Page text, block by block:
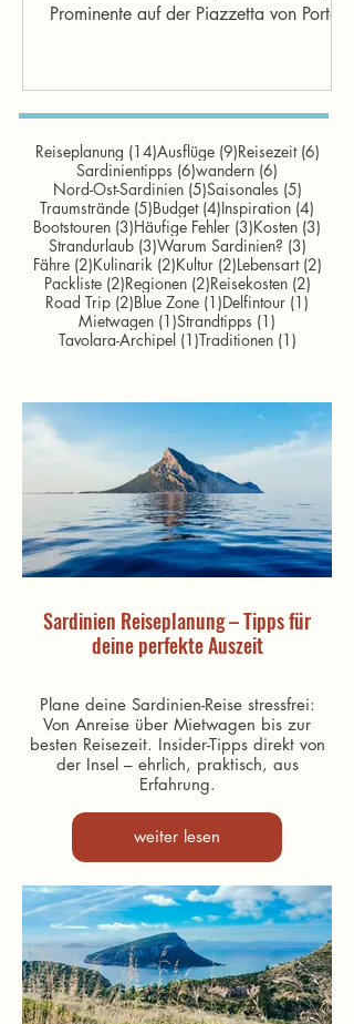
Prominente auf der Piazzetta von Porto
wohl umstrittenste. Für die einen: Der
Inbegriff von Luxus und Exklusivität. Für
die anderen: Schickimicki, überteuert,
unecht. Wir waren anfangs Team "Nein
danke". Die Costa Smeralda? Das war
nicht unser Sardinien. Zu viel Glamour,
zu viel Show, zu wenig Authentizität.
Aber dann haben wir
Reiseplanung (14)14 Beiträge
Ausflüge (9)9 Beiträge
Reisezeit (6)6
Sardinientipps (6)6 Beiträge
wandern (6)
Nord-Ost-Sardinien (5)5 Beiträge
Saisonales (5)5
Traumstrände (5)5 Beiträge
Budget (4)4 Beiträge
Inspiration (4)
Bootstouren (3)3 Beiträge
Häufige Fehler (3)3 Beiträge
Kosten (3)
Strandurlaub (3)3 Beiträge
Warum Sardinien? (3)3
Fähre (2)2 Beiträge
Kulinarik (2)2 Beiträge
Kultur (2)2 Beiträge
Lebensart (2)2
Packliste (2)2 Beiträge
Regionen (2)2 Beiträge
Reisekosten (2)2
Road Trip (2)2 Beiträge
Blue Zone (1)1 Beitrag
Delfintour (1)
Mietwagen (1)1 Beitrag
Strandtipps (1)
Tavolara-Archipel (1)1 Beitrag
Traditionen (1)1 Beitrag
Sardinien Reiseplanung – Tipps für
deine perfekte Auszeit
Plane deine Sardinien-Reise stressfrei:
Von Anreise über Mietwagen bis zur
besten Reisezeit. Insider-Tipps direkt von
der Insel – ehrlich, praktisch, aus
Erfahrung.
weiter lesen